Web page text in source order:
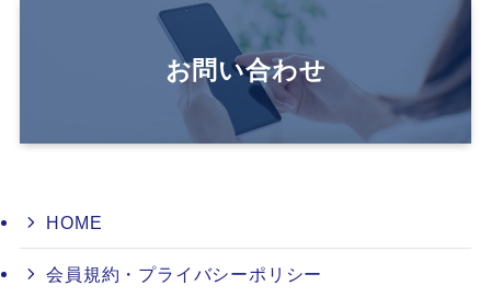
お問い合わせ
HOME
会員規約・プライバシーポリシー